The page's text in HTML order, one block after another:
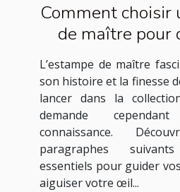
Comment choisir
de maître pour
L’estampe de maître
son histoire et la finesse
lancer dans la
demande
connaissance.
paragraphes
essentiels pour guider
aiguiser votre œil...